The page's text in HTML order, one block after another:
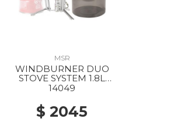
MSR
WINDBURNER DUO
STOVE SYSTEM 1.8L
BLACK
14049
$ 2045